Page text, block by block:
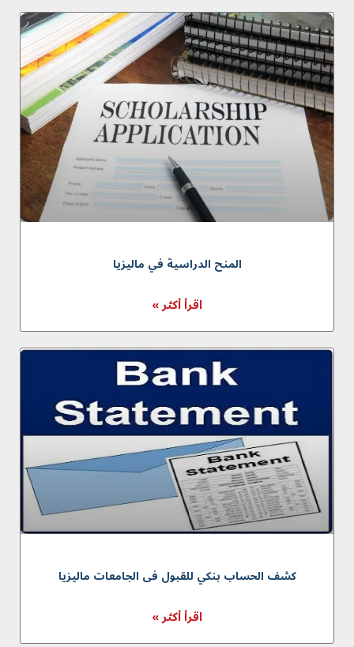
المنح الدراسية في ماليزيا
اقرأ أكثر »
كشف الحساب بنكي للقبول فی الجامعات مالیزیا
اقرأ أكثر »